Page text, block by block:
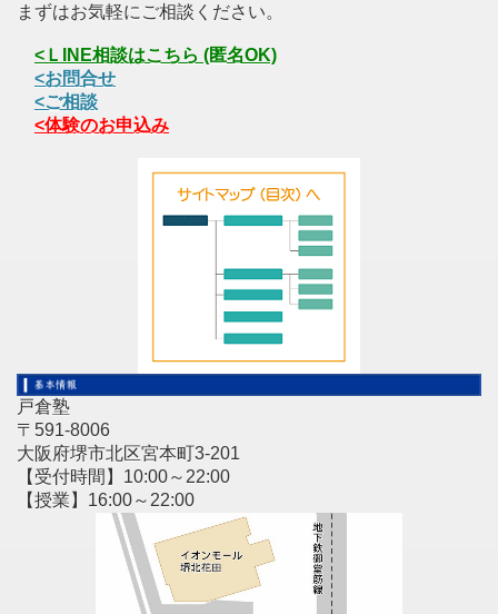
まずはお気軽にご相談ください。
<ＬINE相談はこちら (匿名OK)
<お問合せ
<ご相談
<体験のお申込み
戸倉塾
〒591-8006
大阪府堺市北区宮本町3-201
【受付時間】10:00～22:00
【授業】16:00～22:00